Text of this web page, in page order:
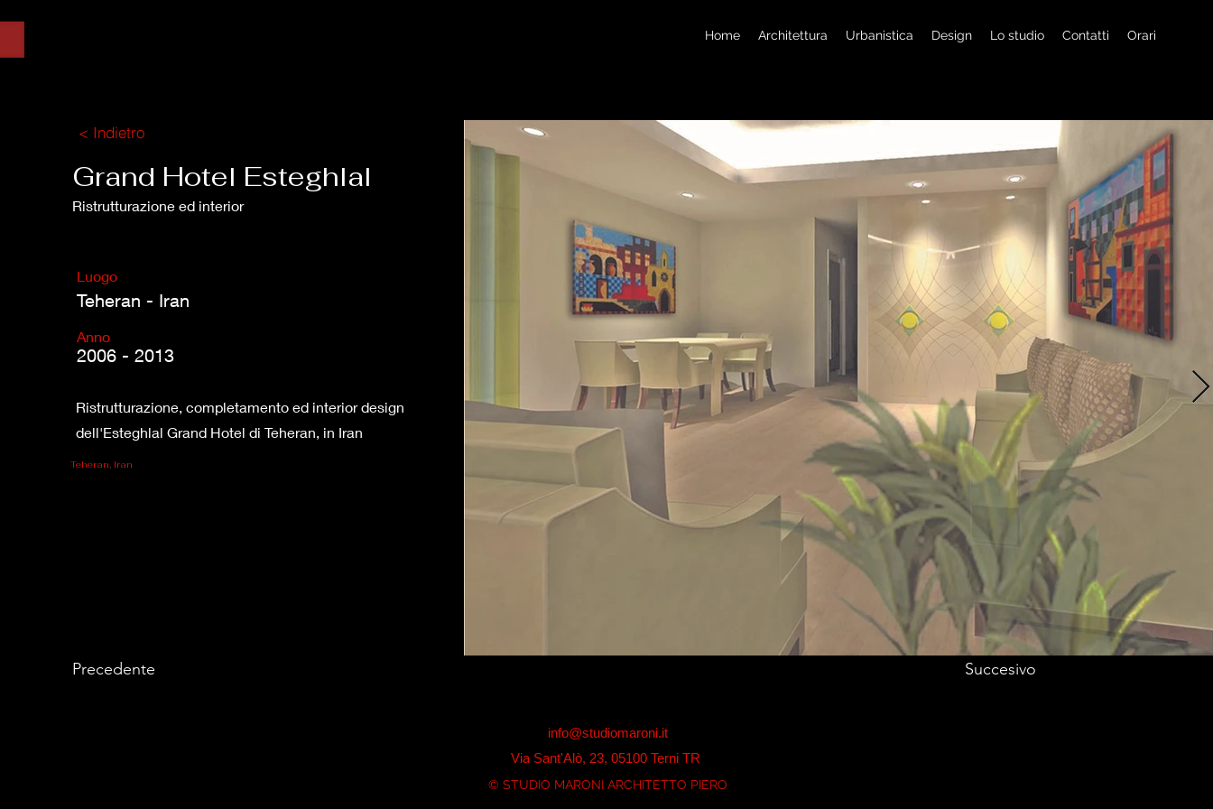
Home Architettura Urbanistica Design Lo studio Contatti Orari
< Indietro
Grand Hotel Esteghlal
Ristrutturazione ed interior
Luogo
Teheran - Iran
Anno
2006 - 2013
Ristrutturazione, completamento ed interior design
dell'Esteghlal Grand Hotel di Teheran, in Iran
Teheran, Iran
Precedente Succesivo
info@studiomaroni.it
Via Sant'Alò, 23, 05100 Terni TR
© STUDIO MARONI ARCHITETTO PIERO